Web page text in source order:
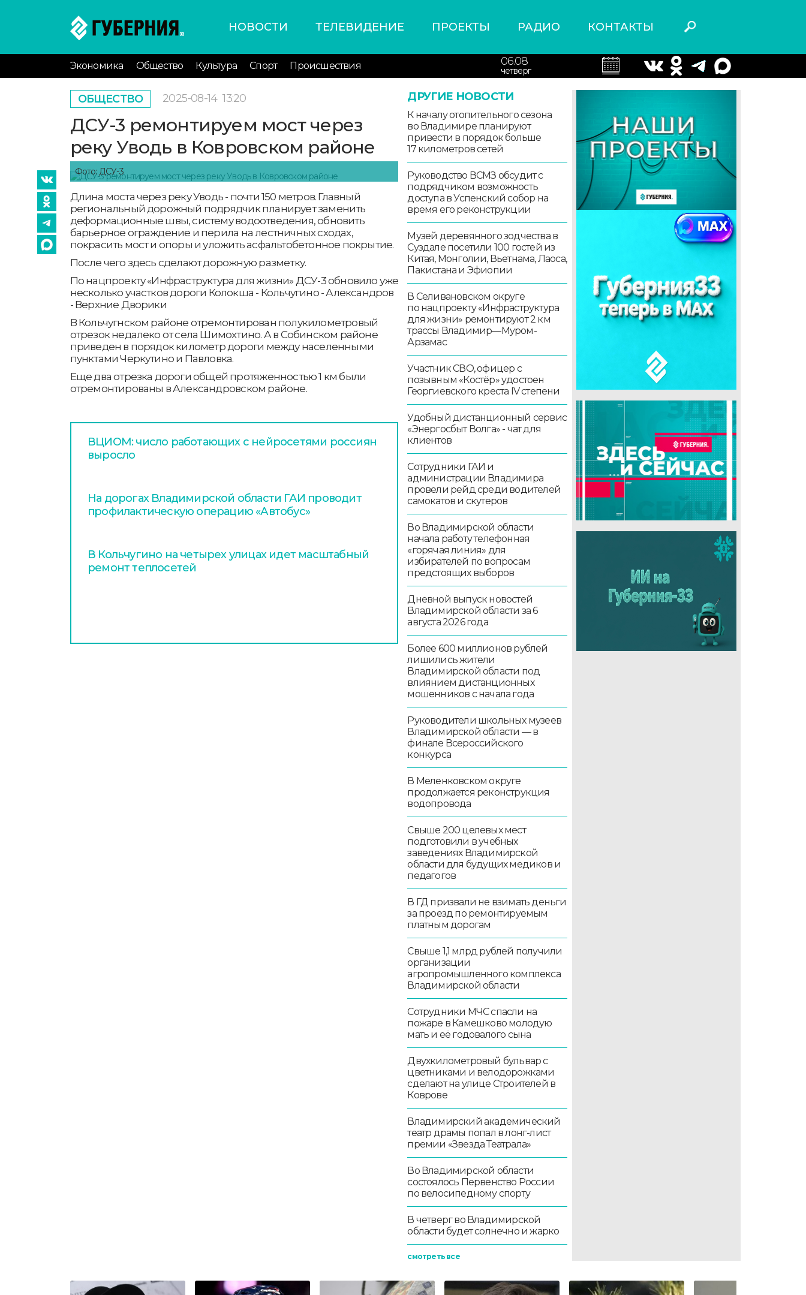
НОВОСТИ ТЕЛЕВИДЕНИЕ ПРОЕКТЫ РАДИО КОНТАКТЫ
Экономика Общество Культура Спорт Происшествия 06.08
четверг
ОБЩЕСТВО 2025-08-14 13:20
ДСУ-3 ремонтируем мост через
реку Уводь в Ковровском районе
Фото: ДСУ-3
Длина моста через реку Уводь - почти 150 метров. Главный
региональный дорожный подрядчик планирует заменить
деформационные швы, систему водоотведения, обновить
барьерное ограждение и перила на лестничных сходах,
покрасить мост и опоры и уложить асфальтобетонное покрытие.
После чего здесь сделают дорожную разметку.
По нацпроекту «Инфраструктура для жизни» ДСУ-3 обновило уже
несколько участков дороги Колокша - Кольчугино - Александров
- Верхние Дворики
В Кольчугнском районе отремонтирован полукилометровый
отрезок недалеко от села Шимохтино. А в Собинском районе
приведен в порядок километр дороги между населенными
пунктами Черкутино и Павловка.
Еще два отрезка дороги общей протяженностью 1 км были
отремонтированы в Александровском районе.
ВЦИОМ: число работающих с нейросетями россиян
выросло
На дорогах Владимирской области ГАИ проводит
профилактическую операцию «Автобус»
В Кольчугино на четырех улицах идет масштабный
ремонт теплосетей
ДРУГИЕ НОВОСТИ
К началу отопительного сезона
во Владимире планируют
привести в порядок больше
17 километров сетей
Руководство ВСМЗ обсудит с
подрядчиком возможность
доступа в Успенский собор на
время его реконструкции
Музей деревянного зодчества в
Суздале посетили 100 гостей из
Китая, Монголии, Вьетнама, Лаоса,
Пакистана и Эфиопии
В Селивановском округе
по нацпроекту «Инфраструктура
для жизни» ремонтируют 2 км
трассы Владимир—Муром-
Арзамас
Участник СВО, офицер с
позывным «Костёр» удостоен
Георгиевского креста IV степени
Удобный дистанционный сервис
«Энергосбыт Волга» - чат для
клиентов
Сотрудники ГАИ и
администрации Владимира
провели рейд среди водителей
самокатов и скутеров
Во Владимирской области
начала работу телефонная
«горячая линия» для
избирателей по вопросам
предстоящих выборов
Дневной выпуск новостей
Владимирской области за 6
августа 2026 года
Более 600 миллионов рублей
лишились жители
Владимирской области под
влиянием дистанционных
мошенников с начала года
Руководители школьных музеев
Владимирской области — в
финале Всероссийского
конкурса
В Меленковском округе
продолжается реконструкция
водопровода
Свыше 200 целевых мест
подготовили в учебных
заведениях Владимирской
области для будущих медиков и
педагогов
В ГД призвали не взимать деньги
за проезд по ремонтируемым
платным дорогам
Свыше 1,1 млрд рублей получили
организации
агропромышленного комплекса
Владимирской области
Сотрудники МЧС спасли на
пожаре в Камешково молодую
мать и её годовалого сына
Двухкилометровый бульвар с
цветниками и велодорожками
сделают на улице Строителей в
Коврове
Владимирский академический
театр драмы попал в лонг-лист
премии «Звезда Театрала»
Во Владимирской области
состоялось Первенство России
по велосипедному спорту
В четверг во Владимирской
области будет солнечно и жарко
смотреть все